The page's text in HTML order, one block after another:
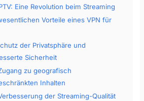
Eine Revolution beim Streaming
Vorteile eines VPN für
der Privatsphäre und
Sicherheit
zu geografisch
Inhalten
der Streaming-Qualität